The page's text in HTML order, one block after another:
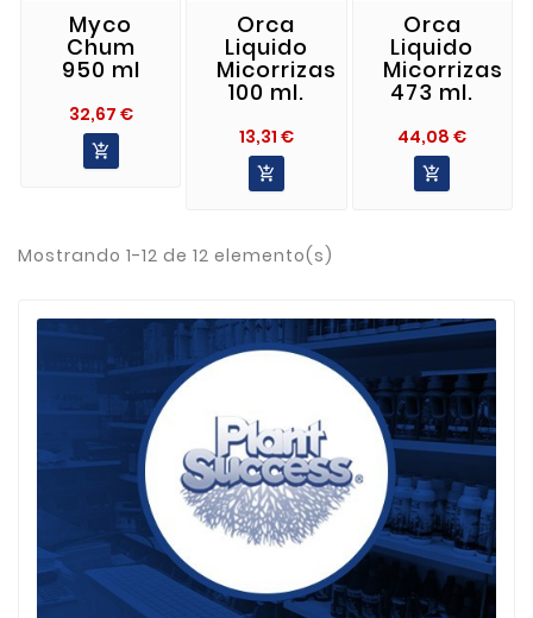
Myco
Chum
950 ml
32,67 €Precio

Orca
Liquido
Micorrizas
100 ml.
13,31 €Precio

Orca
Liquido
Micorrizas
473 ml.
44,08 €Precio

Mostrando 1-12 de 12 elemento(s)